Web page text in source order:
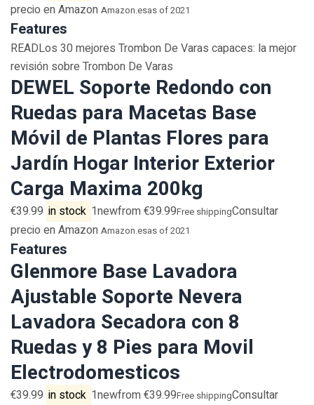
precio en Amazon Amazon.esas of 2021
Features
READLos 30 mejores Trombon De Varas capaces: la mejor
revisión sobre Trombon De Varas
DEWEL Soporte Redondo con
Ruedas para Macetas Base
Móvil de Plantas Flores para
Jardín Hogar Interior Exterior
Carga Maxima 200kg
€39.99 in stock 1newfrom €39.99Free shippingConsultar
precio en Amazon Amazon.esas of 2021
Features
Glenmore Base Lavadora
Ajustable Soporte Nevera
Lavadora Secadora con 8
Ruedas y 8 Pies para Movil
Electrodomesticos
€39.99 in stock 1newfrom €39.99Free shippingConsultar